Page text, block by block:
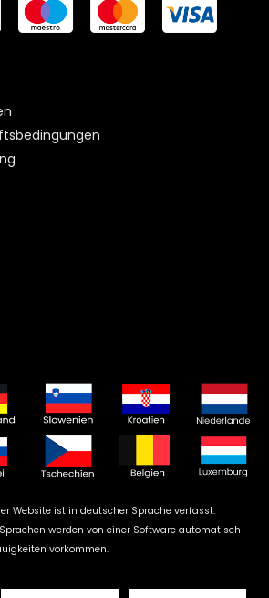
Website ist in deutscher Sprache verfasst.
werden von einer Software automatisch
vorkommen.